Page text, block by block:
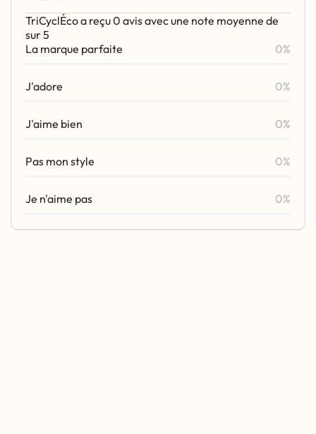
TriCyclÉco a reçu 0 avis avec une note moyenne de
sur 5
La marque parfaite
0%
J'adore 0%
J'aime bien 0%
Pas mon style 0%
Je n'aime pas 0%